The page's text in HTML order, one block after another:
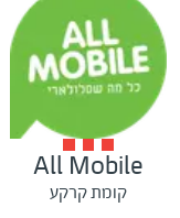
All Mobile
קומת קרקע